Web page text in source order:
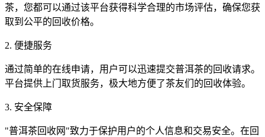
茶，您都可以通过该平台获得科学合理的市场评估，确保您获
取到公平的回收价格。
2. 便捷服务
通过简单的在线申请，用户可以迅速提交普洱茶的回收请求。
平台提供上门取货服务，极大地方便了茶友们的回收体验。
3. 安全保障
"普洱茶回收网"致力于保护用户的个人信息和交易安全。在回